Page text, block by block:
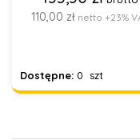
110,00 zł netto +23%
Dostępne: 0 szt